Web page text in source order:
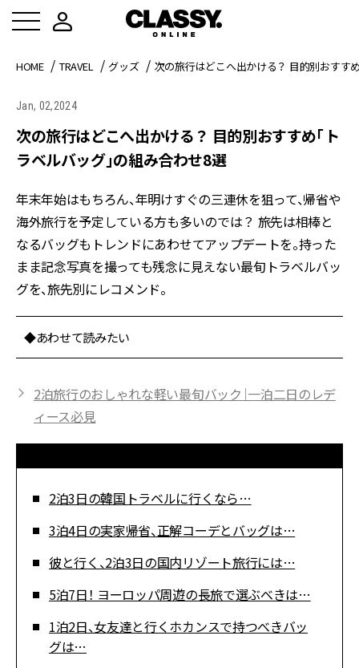
HOME TRAVEL グッズ 次の旅行はどこへ出かける？ 目的別おすす
Jan, 02,2024
次の旅行はどこへ出かける？ 目的別おすすめ「ト
ラベルバッグ」の組み合わせ8選
年末年始はもちろん、年明けすぐの三連休を狙って、帰省や
海外旅行を予定している方も多いのでは？ 旅先は相棒と
なるバッグもトレンドにあわせてアップデートを。持った
まま記念写真を撮っても残念に見えない最旬トラベルバッ
グを、旅先別にレコメンド。
◆あわせて読みたい
2泊旅行のおしゃれな軽い最旬バック｜一泊二日のレデ
ィース必見
2泊3日の韓国トラベルに行くなら…
3泊4日の実家帰省、正解コーデとバッグは…
彼と行く、2泊3日の国内リゾート旅行には…
5泊7日！ ヨーロッパ周遊の長旅で選ぶべきは…
1泊2日、女友達と行くホカンスで持つべきバッ
グは…